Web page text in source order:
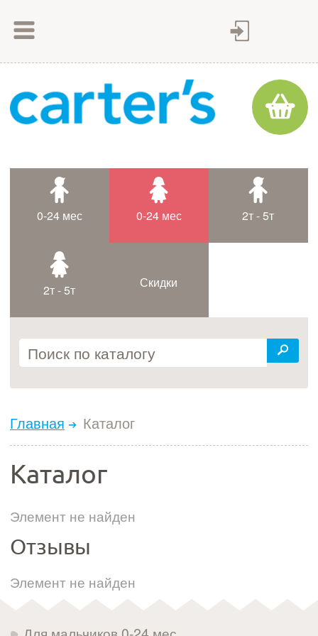
Как оплатить
Доставка товара
Контакты
0-24 мес 0-24 мес 2т - 5т
2т - 5т Скидки
Главная Каталог
Каталог
Элемент не найден
Отзывы
Элемент не найден